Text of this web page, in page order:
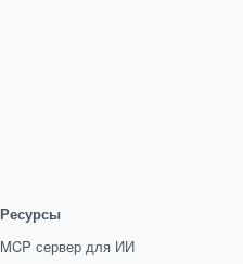
Ресурсы
MCP сервер для ИИ